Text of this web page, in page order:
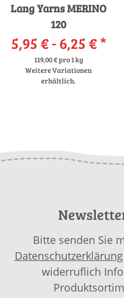
Lang Yarns MERINO
120
5,95 € -6,25 €*
119,00 € pro 1 kg
Weitere Variationen
erhältlich.
Bitte senden Sie
Datenschutzerklärung
widerruflich